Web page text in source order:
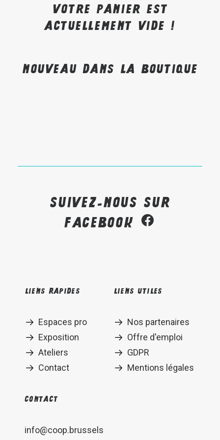
Votre panier est
actuellement vide !
Nouveau dans la boutique
Suivez-nous sur
Facebook
Liens rapides
Espaces pro
Exposition
Ateliers
Contact
Liens utiles
Nos partenaires
Offre d'emploi
GDPR
Mentions légales
Contact
info@coop.brussels